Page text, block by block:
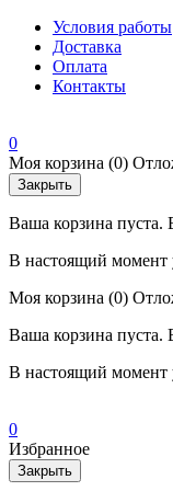
Условия работы
Доставка
Оплата
Контакты
0
Моя корзина (0)
Закрыть
Ваша корзина пуста.
В настоящий момент
Моя корзина (0)
Ваша корзина пуста.
В настоящий момент
0
Избранное
Закрыть